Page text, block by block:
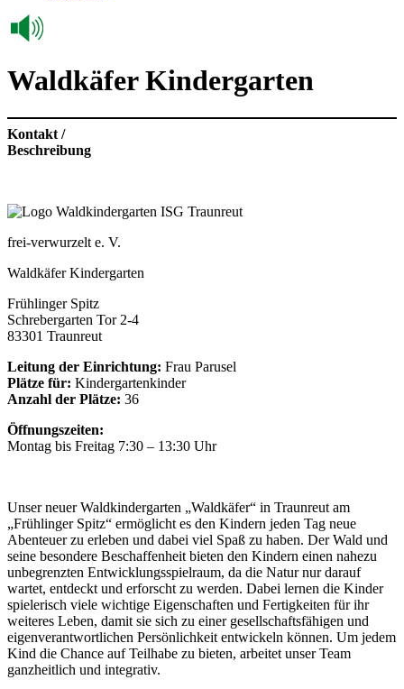
Waldkäfer Kindergarten
Kontakt /
Beschreibung
frei-verwurzelt e. V.
Waldkäfer Kindergarten
Frühlinger Spitz
Schrebergarten Tor 2-4
83301 Traunreut
Leitung der Einrichtung: Frau Parusel
Plätze für: Kindergartenkinder
Anzahl der Plätze: 36
Öffnungszeiten:
Montag bis Freitag 7:30 – 13:30 Uhr
Unser neuer Waldkindergarten „Waldkäfer“ in Traunreut am
„Frühlinger Spitz“ ermöglicht es den Kindern jeden Tag neue
Abenteuer zu erleben und dabei viel Spaß zu haben. Der Wald und
seine besondere Beschaffenheit bieten den Kindern einen nahezu
unbegrenzten Entwicklungsspielraum, da die Natur nur darauf
wartet, entdeckt und erforscht zu werden. Dabei lernen die Kinder
spielerisch viele wichtige Eigenschaften und Fertigkeiten für ihr
weiteres Leben, damit sie sich zu einer gesellschaftsfähigen und
eigenverantwortlichen Persönlichkeit entwickeln können. Um jedem
Kind die Chance auf Teilhabe zu bieten, arbeitet unser Team
ganzheitlich und integrativ.